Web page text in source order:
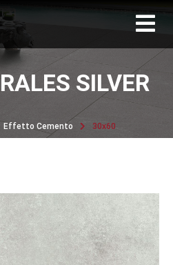
SILVER
Effetto Cemento 30x60